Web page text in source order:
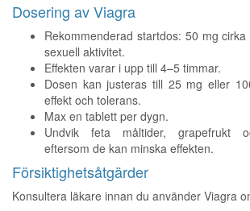
Dosering av Viagra
Rekommenderad startdos: 50 mg
sexuell aktivitet.
Effekten varar i upp till 4–5 timmar.
Dosen kan justeras till 25 mg eller
effekt och tolerans.
Max en tablett per dygn.
Undvik feta måltider, grapefrukt
eftersom de kan minska effekten.
Försiktighetsåtgärder
Konsultera läkare innan du använder Viagra